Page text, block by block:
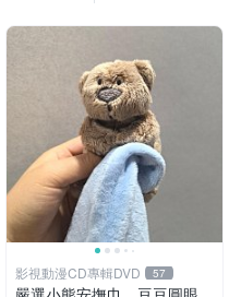
影視動漫CD專輯DVD 57